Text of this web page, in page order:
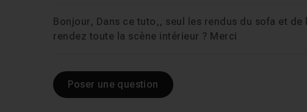
Bonjour, Dans ce tuto,, seul les rendus du sofa et
rendez toute la scène intérieur ? Merci
Poser une question